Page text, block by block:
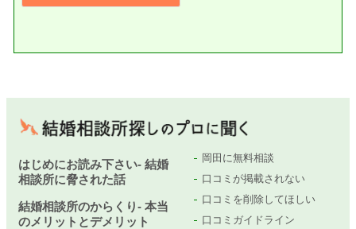
はじめにお読み下さい- 結婚
相談所に脅された話
結婚相談所のからくり- 本当
のメリットとデメリット
岡田に無料相談
口コミが掲載されない
口コミを削除してほしい
口コミガイドライン